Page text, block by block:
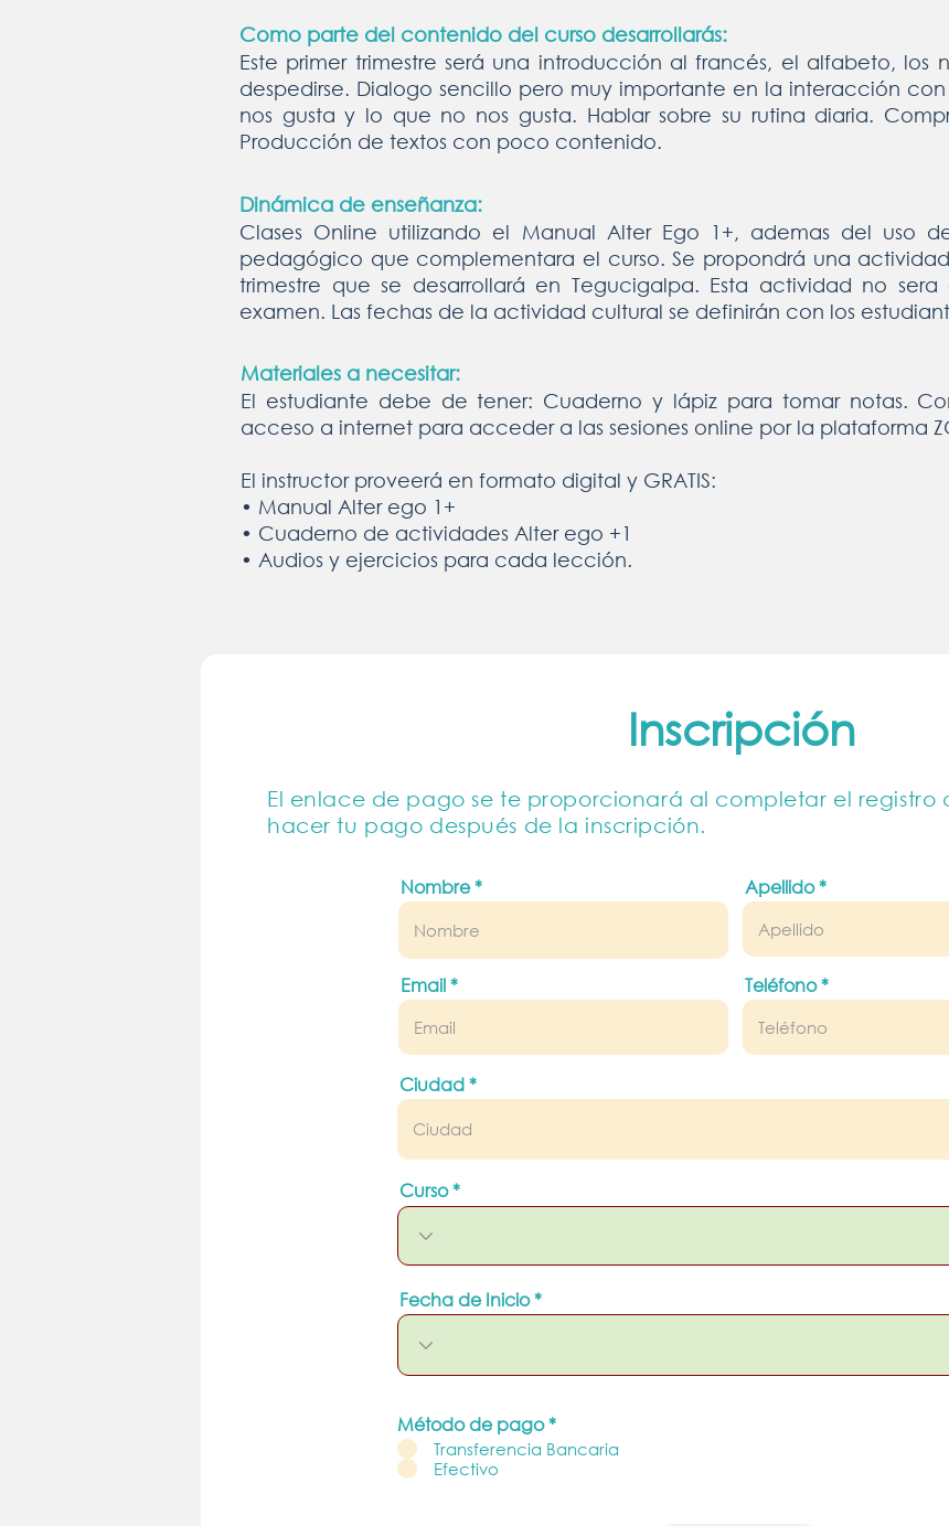
Como parte del contenido del curso desarrollarás:
Este primer trimestre será una introducción al francés, el alfabeto, los
despedirse. Dialogo sencillo pero muy importante en la interacción
nos gusta y lo que no nos gusta. Hablar sobre su rutina diaria.
Producción de textos con poco contenido.
Dinámica de enseñanza:
Clases Online utilizando el Manual Alter Ego 1+, ademas del uso
pedagógico que complementara el curso. Se propondrá una
trimestre que se desarrollará en Tegucigalpa. Esta actividad no
examen. Las fechas de la actividad cultural se definirán con los
Materiales a necesitar:
El estudiante debe de tener: Cuaderno y lápiz para tomar notas.
acceso a internet para acceder a las sesiones online por la plataforma
El instructor proveerá en formato digital y GRATIS:
• Manual Alter ego 1+
• Cuaderno de actividades Alter ego +1
• Audios y ejercicios para cada lección.
Inscripción
El enlace de pago se te proporcionará al completar el registro
hacer tu pago después de la inscripción.
Nombre Apellido
Email Teléfono
Ciudad
Curso
Fecha de Inicio
Método de pago*
Transferencia Bancaria
Efectivo